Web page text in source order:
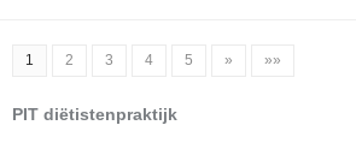
1 2 3 4 5 » »»
PIT diëtistenpraktijk